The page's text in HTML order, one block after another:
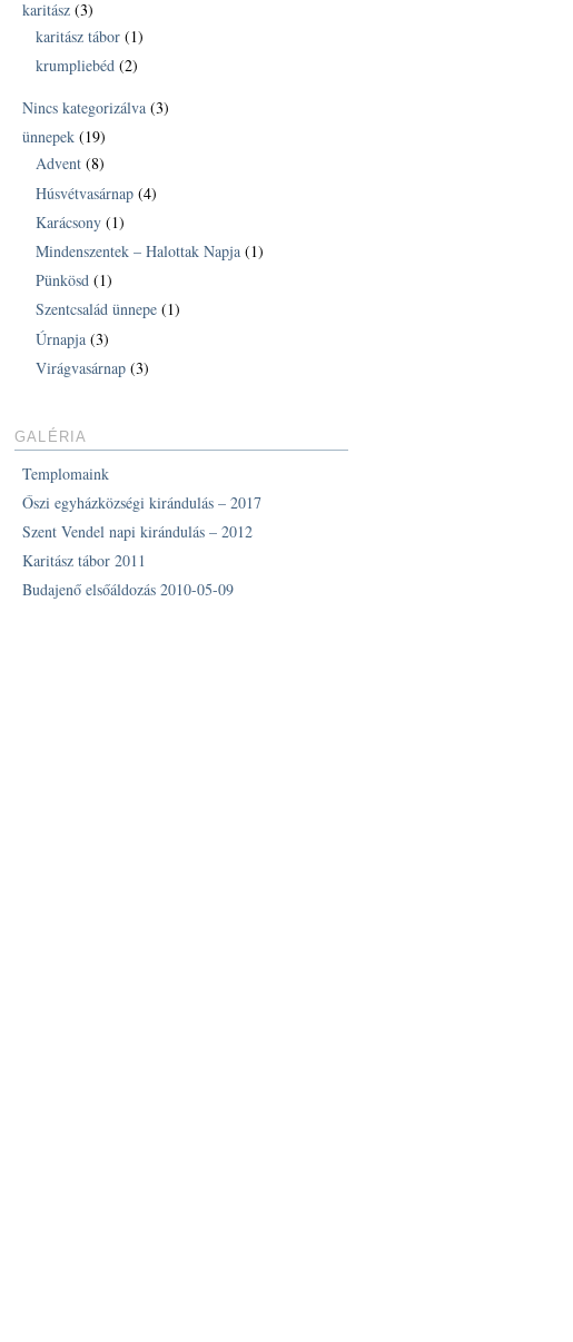
karitász (3)
karitász tábor (1)
krumpliebéd (2)
Nincs kategorizálva (3)
ünnepek (19)
Advent (8)
Húsvétvasárnap (4)
Karácsony (1)
Mindenszentek – Halottak Napja (1)
Pünkösd (1)
Szentcsalád ünnepe (1)
Úrnapja (3)
Virágvasárnap (3)
GALÉRIA
Templomaink
Őszi egyházközségi kirándulás – 2017
Szent Vendel napi kirándulás – 2012
Karitász tábor 2011
Budajenő elsőáldozás 2010-05-09